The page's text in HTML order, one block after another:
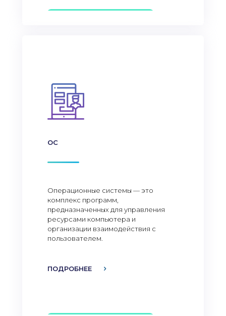
ОС
Операционные системы — это
комплекс программ,
предназначенных для управления
ресурсами компьютера и
организации взаимодействия с
пользователем.
ПОДРОБНЕЕ